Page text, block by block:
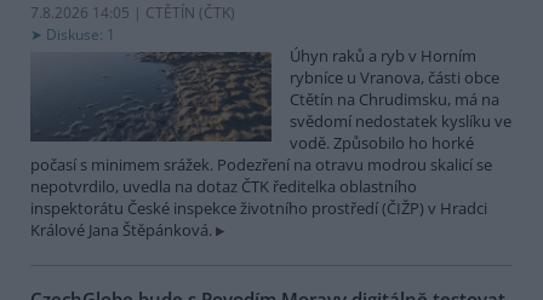
7.8.2026 14:05 | CTĚTÍN (ČTK)
Diskuse: 1
Úhyn raků a ryb v Horním
rybníce u Vranova, části obce
Ctětín na Chrudimsku, má na
svědomí nedostatek kyslíku ve
vodě. Způsobilo ho horké
počasí s minimem srážek. Podezření na otravu modrou skalicí se
nepotvrdilo, uvedla na dotaz ČTK ředitelka oblastního
inspektorátu České inspekce životního prostředí (ČIŽP) v Hradci
Králové Jana Štěpánková.